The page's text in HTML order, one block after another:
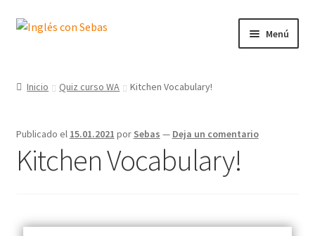
Menú
Inicio Quiz curso WA Kitchen Vocabulary!
Publicado el 15.01.2021 por Sebas — Deja un comentario
Kitchen Vocabulary!